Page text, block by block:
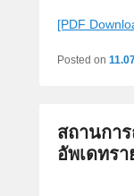
[PDF
Posted on
สถานกา
อัพเดทร